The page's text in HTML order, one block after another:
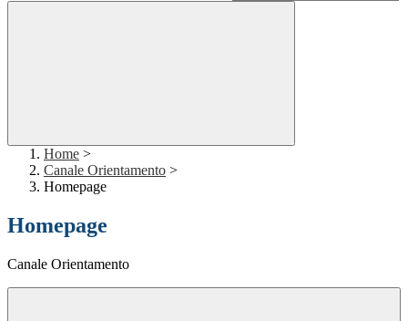
Home >
Canale Orientamento >
Homepage
Homepage
Canale Orientamento